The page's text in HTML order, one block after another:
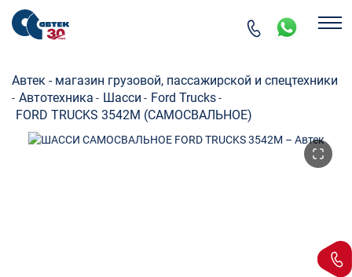
Автек - магазин грузовой, пассажирской и спецтехники
- Автотехника - Шасси - Ford Trucks-
FORD TRUCKS 3542М (САМОСВАЛЬНОЕ)